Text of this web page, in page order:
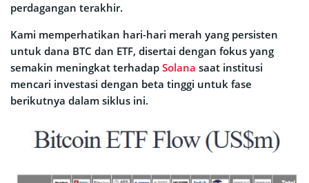
perdagangan terakhir.
Kami memperhatikan hari-hari merah yang persisten
untuk dana BTC dan ETF, disertai dengan fokus yang
semakin meningkat terhadap Solana saat institusi
mencari investasi dengan beta tinggi untuk fase
berikutnya dalam siklus ini.